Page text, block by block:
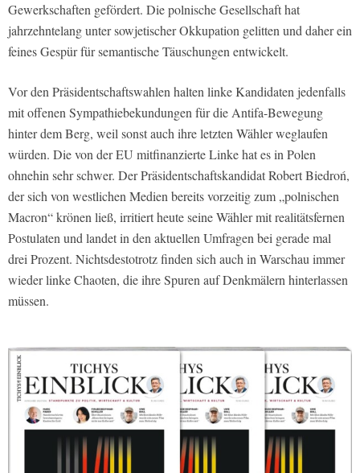
Gewerkschaften gefördert. Die polnische Gesellschaft hat
jahrzehntelang unter sowjetischer Okkupation gelitten und daher ein
feines Gespür für semantische Täuschungen entwickelt.
Vor den Präsidentschaftswahlen halten linke Kandidaten jedenfalls
mit offenen Sympathiebekundungen für die Antifa-Bewegung
hinter dem Berg, weil sonst auch ihre letzten Wähler weglaufen
würden. Die von der EU mitfinanzierte Linke hat es in Polen
ohnehin sehr schwer. Der Präsidentschaftskandidat Robert Biedroń,
der sich von westlichen Medien bereits vorzeitig zum „polnischen
Macron“ krönen ließ, irritiert heute seine Wähler mit realitätsfernen
Postulaten und landet in den aktuellen Umfragen bei gerade mal
drei Prozent. Nichtsdestotrotz finden sich auch in Warschau immer
wieder linke Chaoten, die ihre Spuren auf Denkmälern hinterlassen
müssen.